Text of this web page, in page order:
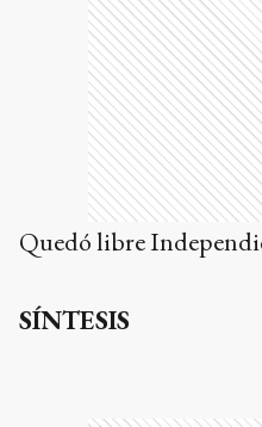
Quedó libre
SÍNTESIS